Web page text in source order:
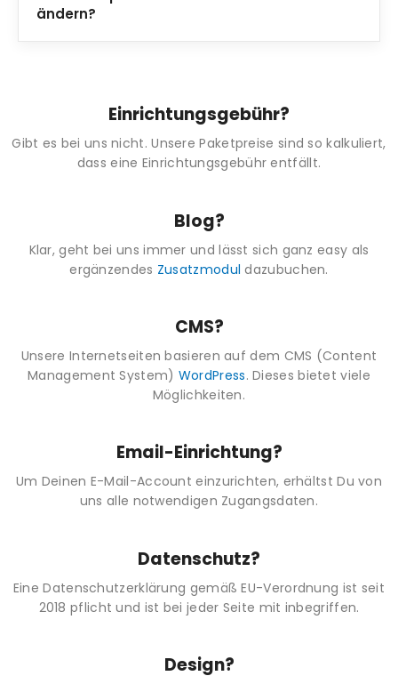
ändern?
Einrichtungsgebühr?
Gibt es bei uns nicht. Unsere Paketpreise sind so kalkuliert,
dass eine Einrichtungsgebühr entfällt.
Blog?
Klar, geht bei uns immer und lässt sich ganz easy als
ergänzendes Zusatzmodul dazubuchen.
CMS?
Unsere Internetseiten basieren auf dem CMS (Content
Management System) WordPress. Dieses bietet viele
Möglichkeiten.
Email-Einrichtung?
Um Deinen E-Mail-Account einzurichten, erhältst Du von
uns alle notwendigen Zugangsdaten.
Datenschutz?
Eine Datenschutzerklärung gemäß EU-Verordnung ist seit
2018 pflicht und ist bei jeder Seite mit inbegriffen.
Design?